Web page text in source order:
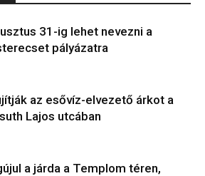
31-ig lehet nevezni a
pályázatra
az esővíz-elvezető árkot a
Lajos utcában
a járda a Templom téren,